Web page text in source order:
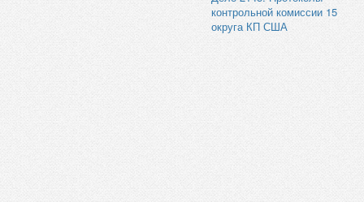
контрольной комиссии 15
округа КП США